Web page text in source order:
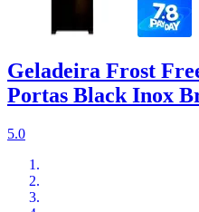
Geladeira Frost
Portas Black Inox
5.0